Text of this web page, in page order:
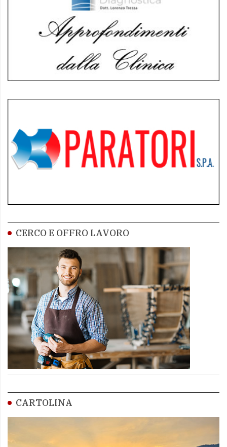
CERCO E OFFRO LAVORO
CARTOLINA